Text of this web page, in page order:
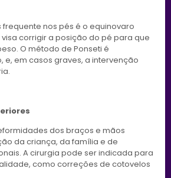
nos pés é o equinovaro
corrigir a posição do pé para que
O método de Ponseti é
e, em casos graves, a intervenção
dos braços e mãos
da criança, da família e de
A cirurgia pode ser indicada para
como correções de cotovelos